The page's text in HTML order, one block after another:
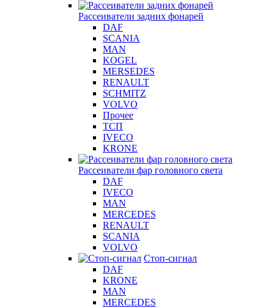
Рассеиватели задних фонарей
DAF
SCANIA
MAN
KOGEL
MERSEDES
RENAULT
SCHMITZ
VOLVO
Прочее
ТСП
IVECO
KRONE
Рассеиватели фар головного света
DAF
IVECO
MAN
MERCEDES
RENAULT
SCANIA
VOLVO
Стоп-сигнал
DAF
KRONE
MAN
MERCEDES